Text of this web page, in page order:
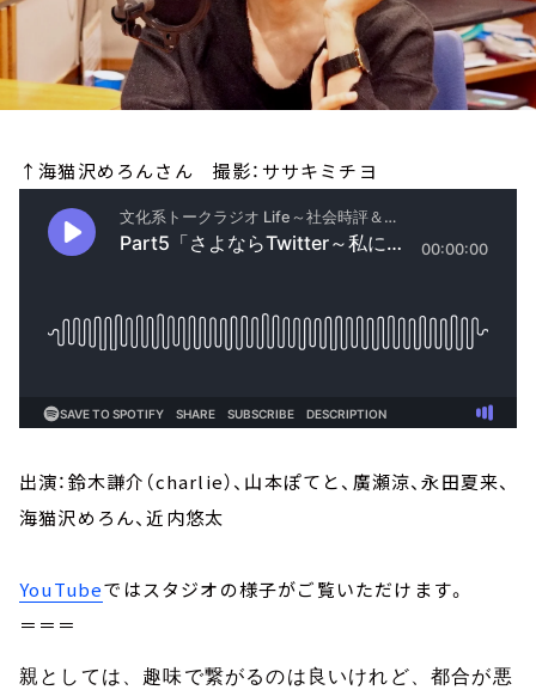
↑海猫沢めろんさん 撮影：ササキミチヨ
出演：鈴木謙介（charlie）、山本ぽてと、廣瀬涼、永田夏来、
海猫沢めろん、近内悠太
YouTubeではスタジオの様子がご覧いただけます。
＝＝＝
親としては、趣味で繋がるのは良いけれど、都合が悪